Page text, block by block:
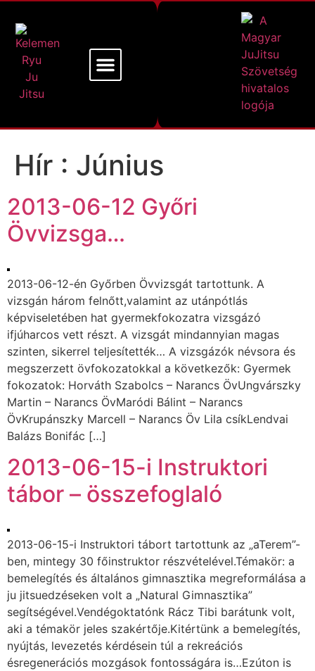
Hír : Június
2013-06-12 Győri
Övvizsga…
2013-06-12-én Győrben Övvizsgát tartottunk. A
vizsgán három felnőtt,valamint az utánpótlás
képviseletében hat gyermekfokozatra vizsgázó
ifjúharcos vett részt. A vizsgát mindannyian magas
szinten, sikerrel teljesítették… A vizsgázók névsora és
megszerzett övfokozatokkal a következők: Gyermek
fokozatok: Horváth Szabolcs – Narancs ÖvUngvárszky
Martin – Narancs ÖvMaródi Bálint – Narancs
ÖvKrupánszky Marcell – Narancs Öv Lila csíkLendvai
Balázs Bonifác […]
2013-06-15-i Instruktori
tábor – összefoglaló
2013-06-15-i Instruktori tábort tartottunk az „aTerem”-
ben, mintegy 30 főinstruktor részvételével.Témakör: a
bemelegítés és általános gimnasztika megreformálása a
ju jitsuedzéseken volt a „Natural Gimnasztika”
segítségével.Vendégoktatónk Rácz Tibi barátunk volt,
aki a témakör jeles szakértője.Kitértünk a bemelegítés,
nyújtás, levezetés kérdésein túl a rekreációs
ésregenerációs mozgások fontosságára is…Ezúton is